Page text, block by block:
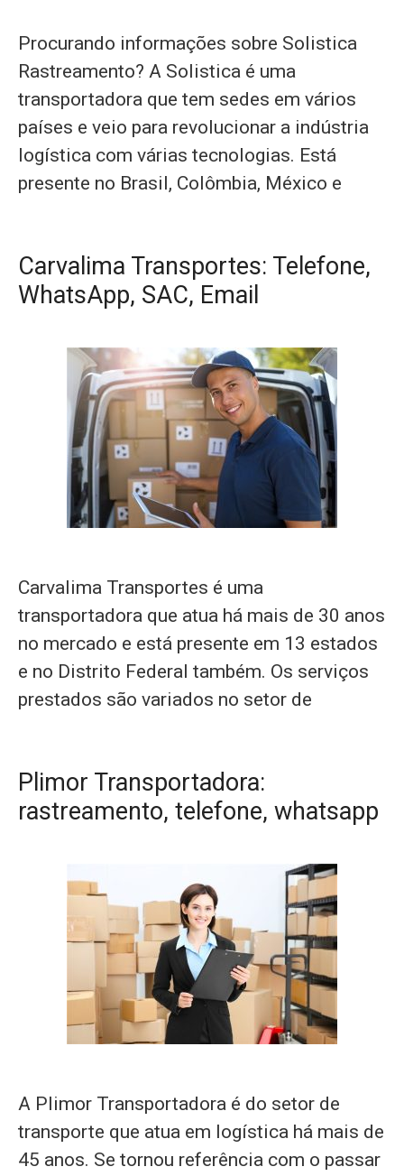
Procurando informações sobre Solistica
Rastreamento? A Solistica é uma
transportadora que tem sedes em vários
países e veio para revolucionar a indústria
logística com várias tecnologias. Está
presente no Brasil, Colômbia, México e
Carvalima Transportes: Telefone,
WhatsApp, SAC, Email
Carvalima Transportes é uma
transportadora que atua há mais de 30 anos
no mercado e está presente em 13 estados
e no Distrito Federal também. Os serviços
prestados são variados no setor de
Plimor Transportadora:
rastreamento, telefone, whatsapp
A Plimor Transportadora é do setor de
transporte que atua em logística há mais de
45 anos. Se tornou referência com o passar